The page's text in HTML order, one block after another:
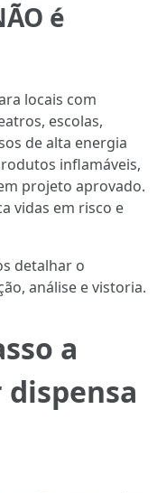
é
locais com
escolas,
de alta energia
inflamáveis,
projeto aprovado.
vidas em risco e
detalhar o
análise e vistoria.
a